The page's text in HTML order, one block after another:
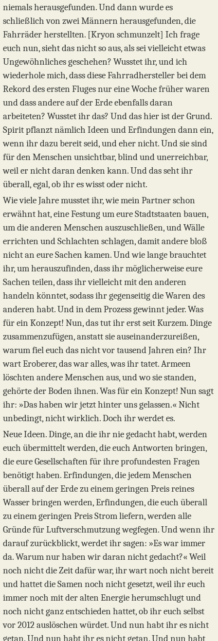
niemals herausgefunden. Und dann wurde es
schließlich von zwei Männern herausgefunden, die
Fahrräder herstellten. [Kryon schmunzelt] Ich frage
euch nun, sieht das nicht so aus, als sei vielleicht etwas
Ungewöhnliches geschehen? Wusstet ihr, und ich
wiederhole mich, dass diese Fahrradhersteller bei dem
Rekord des ersten Fluges nur eine Woche früher waren
und dass andere auf der Erde ebenfalls daran
arbeiteten? Wusstet ihr das? Und das hier ist der Grund.
Spirit pflanzt nämlich Ideen und Erfindungen dann ein,
wenn ihr dazu bereit seid, und eher nicht. Und sie sind
für den Menschen unsichtbar, blind und unerreichbar,
weil er nicht daran denken kann. Und das seht ihr
überall, egal, ob ihr es wisst oder nicht.
Wie viele Jahre musstet ihr, wie mein Partner schon
erwähnt hat, eine Festung um eure Stadtstaaten bauen,
um die anderen Menschen auszuschließen, und Wälle
errichten und Schlachten schlagen, damit andere bloß
nicht an eure Sachen kamen. Und wie lange brauchtet
ihr, um herauszufinden, dass ihr möglicherweise eure
Sachen teilen, dass ihr vielleicht mit den anderen
handeln könntet, sodass ihr gegenseitig die Waren des
anderen habt. Und in dem Prozess gewinnt jeder. Was
für ein Konzept! Nun, das tut ihr erst seit Kurzem. Dinge
zusammenzufügen, anstatt sie auseinanderzureißen,
warum fiel euch das nicht vor tausend Jahren ein? Ihr
wart Eroberer, das war alles, was ihr tatet. Armeen
löschten andere Menschen aus, und wo sie standen,
gehörte der Boden ihnen. Was für ein Konzept! Nun sagt
ihr: »Das haben wir jetzt hinter uns gelassen.« Nicht
unbedingt, nicht wirklich. Doch ihr werdet es.
Neue Ideen. Dinge, an die ihr nie gedacht habt, werden
euch übermittelt werden, die euch Antworten bringen,
die eure Gesellschaften für ihre profundesten Fragen
benötigt haben. Erfindungen, die jedem Menschen
überall auf der Erde zu einem geringen Preis reines
Wasser bringen werden, Erfindungen, die euch überall
zu einem geringen Preis Strom liefern, werden alle
Gründe für Luftverschmutzung wegfegen. Und wenn ihr
darauf zurückblickt, werdet ihr sagen: »Es war immer
da. Warum nur haben wir daran nicht gedacht?« Weil
noch nicht die Zeit dafür war, ihr wart noch nicht bereit
und hattet die Samen noch nicht gesetzt, weil ihr euch
immer noch mit der alten Energie herumschlugt und
noch nicht ganz entschieden hattet, ob ihr euch selbst
vor 2012 auslöschen würdet. Und nun habt ihr es nicht
getan. Und nun habt ihr es nicht getan. Und nun habt